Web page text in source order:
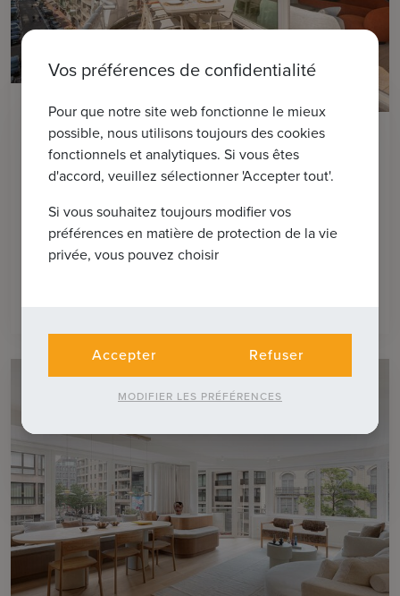
KNOKKE-HEIST
Penthouse unique comprenant 3CH et
une grande terrasse ensoleillée, situé à
proximité de la place Rubens et de la
mer
Vos préférences de confidentialité
Pour que notre site web fonctionne le mieux
possible, nous utilisons toujours des cookies
fonctionnels et analytiques. Si vous êtes
d'accord, veuillez sélectionner 'Accepter tout'.
Si vous souhaitez toujours modifier vos
préférences en matière de protection de la vie
privée, vous pouvez choisir
Accepter Refuser
MODIFIER LES PRÉFÉRENCES